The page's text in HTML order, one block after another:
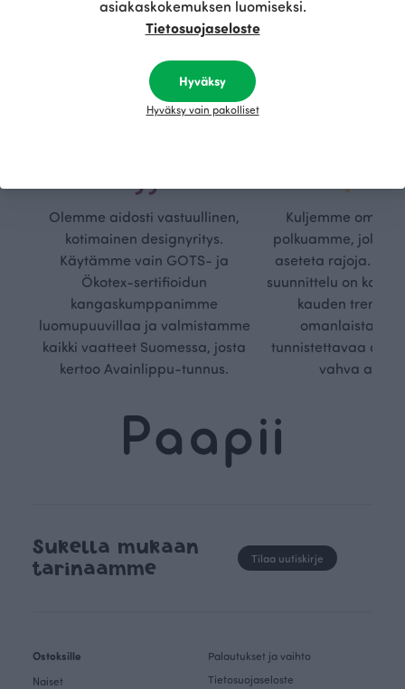
Olemme aidosti vastuullinen,
kotimainen designyritys.
Käytämme vain GOTS- ja
Ökotex-sertifioidun
kangaskumppanimme
luomupuuvillaa ja valmistamme
kaikki vaatteet Suomessa, josta
kertoo Avainlippu-tunnus.
Kuljemme omaa,
polkuamme, jolla
aseteta rajoja.
suunnittelu on
kauden
omanlaista,
tunnistettavaa
vahva
Sukella mukaan
tarinaamme
Tilaa uutiskirje
Ostoksille
Naiset
Palautukset ja vaihto
Tietosuojaseloste
asiakaskokemuksen luomiseksi.
Tietosuojaseloste
Hyväksy
Hyväksy vain pakolliset